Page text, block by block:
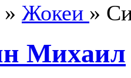
» Жокеи »
Миxаил